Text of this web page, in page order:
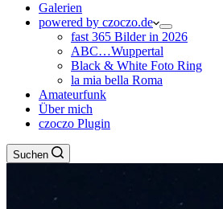
Galerien
powered by czoczo.de
fast 365 Bilder in 2026
ABC…Wuppertal
Black & White Foto Ring
la mia bella Roma
Amateurfunk
Über mich
czoczo Plugin
Suchen